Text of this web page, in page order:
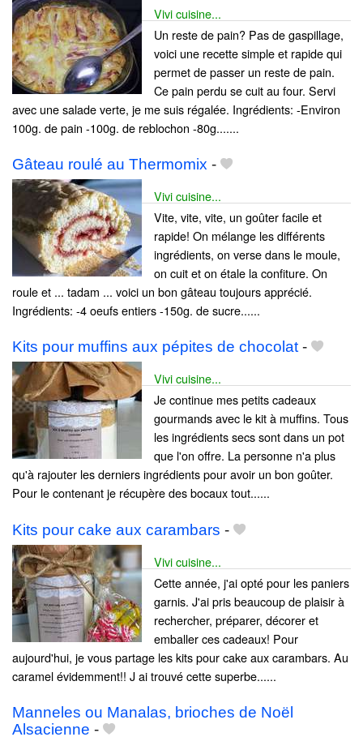
Vivi cuisine...
Un reste de pain? Pas de gaspillage,
voici une recette simple et rapide qui
permet de passer un reste de pain.
Ce pain perdu se cuit au four. Servi
avec une salade verte, je me suis régalée. Ingrédients: -Environ
100g. de pain -100g. de reblochon -80g.......
Gâteau roulé au Thermomix -
Vivi cuisine...
Vite, vite, vite, un goûter facile et
rapide! On mélange les différents
ingrédients, on verse dans le moule,
on cuit et on étale la confiture. On
roule et ... tadam ... voici un bon gâteau toujours apprécié.
Ingrédients: -4 oeufs entiers -150g. de sucre......
Kits pour muffins aux pépites de chocolat-
Vivi cuisine...
Je continue mes petits cadeaux
gourmands avec le kit à muffins. Tous
les ingrédients secs sont dans un pot
que l'on offre. La personne n'a plus
qu'à rajouter les derniers ingrédients pour avoir un bon goûter.
Pour le contenant je récupère des bocaux tout......
Kits pour cake aux carambars -
Vivi cuisine...
Cette année, j'ai opté pour les paniers
garnis. J'ai pris beaucoup de plaisir à
rechercher, préparer, décorer et
emballer ces cadeaux! Pour
aujourd'hui, je vous partage les kits pour cake aux carambars. Au
caramel évidemment!! J ai trouvé cette superbe......
Manneles ou Manalas, brioches de Noël
Alsacienne -